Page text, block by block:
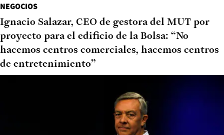
NEGOCIOS
Ignacio Salazar, CEO de gestora del MUT por
proyecto para el edificio de la Bolsa: “No
hacemos centros comerciales, hacemos centros
de entretenimiento”